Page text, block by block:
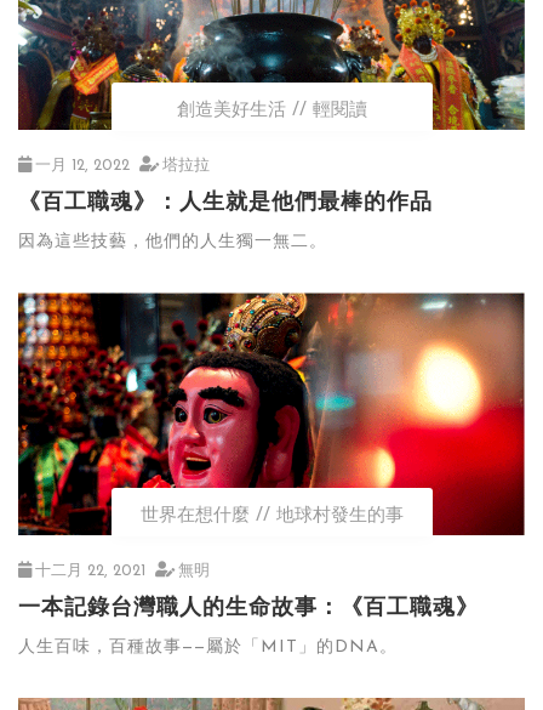
創造美好生活 輕閱讀
一月 12, 2022 塔拉拉
《百工職魂》：人生就是他們最棒的作品
因為這些技藝，他們的人生獨一無二。
世界在想什麼 地球村發生的事
十二月 22, 2021 無明
一本記錄台灣職人的生命故事：《百工職魂》
人生百味，百種故事——屬於「MIT」的DNA。